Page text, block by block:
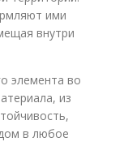
ими
внутри
элемента во
из
в любое